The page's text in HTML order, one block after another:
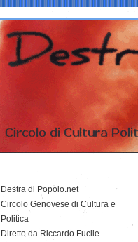
Destra di Popolo.net
Circolo Genovese di Cultura e
Politica
Diretto da Riccardo Fucile